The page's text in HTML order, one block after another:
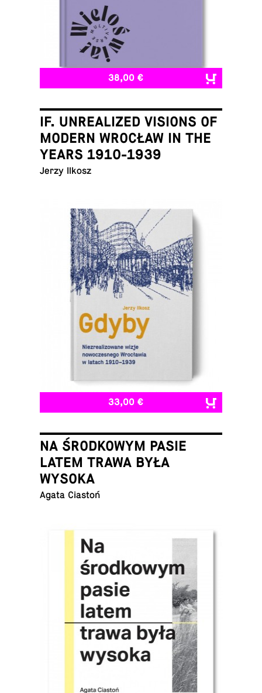
38,00 €
IF. UNREALIZED VISIONS OF
MODERN WROCŁAW IN THE
YEARS 1910-1939
Jerzy Ilkosz
33,00 €
NA ŚRODKOWYM PASIE
LATEM TRAWA BYŁA
WYSOKA
Agata Ciastoń